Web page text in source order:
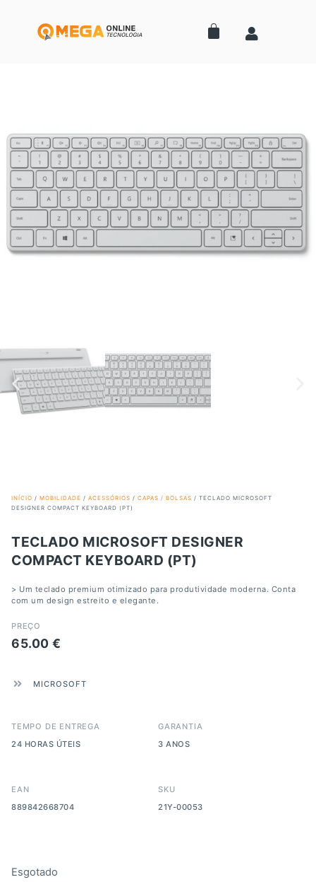
INÍCIO / MOBILIDADE / ACESSÓRIOS / CAPAS / BOLSAS / TECLADO MICROSOFT
DESIGNER COMPACT KEYBOARD (PT)
TECLADO MICROSOFT DESIGNER
COMPACT KEYBOARD (PT)
> Um teclado premium otimizado para produtividade moderna. Conta
com um design estreito e elegante.
PREÇO
65.00 €
MICROSOFT
TEMPO DE ENTREGA
24 HORAS ÚTEIS
GARANTIA
3 ANOS
EAN
889842668704
SKU
21Y-00053
Esgotado